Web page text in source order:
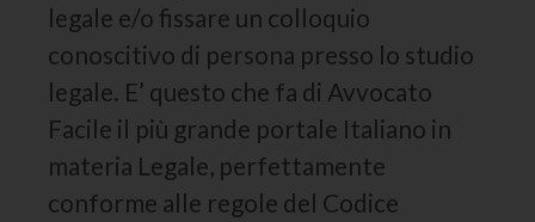
legale e/o fissare un colloquio
conoscitivo di persona presso lo studio
legale. E’ questo che fa di Avvocato
Facile il più grande portale Italiano in
materia Legale, perfettamente
conforme alle regole del Codice